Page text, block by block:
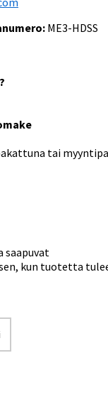
ME3-HDSS
tai
saapuvat
kun tuotetta